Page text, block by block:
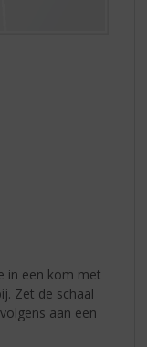
in een kom met
Zet de schaal
aan een